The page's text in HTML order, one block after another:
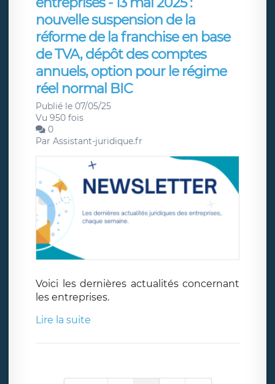
nouvelle suspension de la
réforme de la franchise en base
de TVA, dépôt des comptes
annuels, option pour le régime
réel normal BIC
Publié le 07/05/25
Vu 950 fois
0
Par Assistant-juridique.fr
Voici les dernières actualités concernant
les entreprises.
Lire la suite